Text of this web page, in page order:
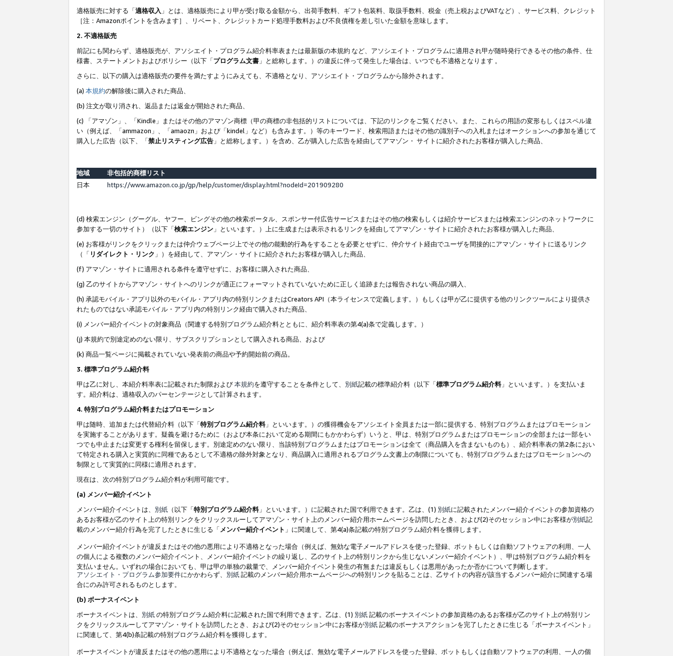
適格販売に対する「適格収入 」とは、適格販売により甲が受け取る金額から、出荷手数料、ギフト包装料、取扱手数料、税金（売上税およびVATなど）、サービス料、クレジット
［注：Amazonポイントを含みます］、リベート、クレジットカード処理手数料および不良債権を差し引いた金額を意味します。
2. 不適格販売
前記にも関わらず、適格販売が、アソシエイト・プログラム紹介料率表または最新版の本規約 など、アソシエイト・プログラムに適用され甲が随時発行できるその他の条件、仕
様書、ステートメントおよびポリシー（以下「プログラム文書 」と総称します。）の違反に伴って発生した場合は、いつでも不適格となります 。
さらに、以下の購入は適格販売の要件を満たすようにみえても、不適格となり、アソシエイト・プログラムから除外されます。
(a) 本規約の解除後に購入された商品、
(b) 注文が取り消され、返品または返金が開始された商品、
(c) 「アマゾン」、「Kindle」またはその他のアマゾン商標（甲の商標の非包括的リストについては、下記のリンクをご覧ください。また、これらの用語の変形もしくはスペル違
い（例えば、「ammazon」、「amaozn」および「kindel」など）も含みます。）等のキーワード、検索用語またはその他の識別子への入札またはオークションへの参加を通じて
購入した広告（以下、「禁止リスティング広告 」と総称します。）を含め、乙が購入した広告を経由してアマゾン・ サイトに紹介されたお客様が購入した商品、
地域
非包括的商標リスト
日本
https://www.amazon.co.jp/gp/help/customer/display.html?nodeId=201909280
(d) 検索エンジン（グーグル、ヤフー、ビングその他の検索ポータル、スポンサー付広告サービスまたはその他の検索もしくは紹介サービスまたは検索エンジンのネットワークに
参加する一切のサイト）（以下「検索エンジン 」といいます。）上に生成または表示されるリンクを経由してアマゾン・サイトに紹介されたお客様が購入した商品、
(e) お客様がリンクをクリックまたは仲介ウェブページ上でその他の能動的行為をすることを必要とせずに、仲介サイト経由でユーザを間接的にアマゾン・サイトに送るリンク
（「 リダイレクト・リンク 」）を経由して、アマゾン・サイトに紹介されたお客様が購入した商品、
(f) アマゾン・サイトに適用される条件を遵守せずに、お客様に購入された商品、
(g) 乙のサイトからアマゾン・サイトへのリンクが適正にフォーマットされていないために正しく追跡または報告されない商品の購入、
(h) 承認モバイル・アプリ以外のモバイル・アプリ内の特別リンクまたはCreators API（本ライセンスで定義します。）もしくは甲が乙に提供する他のリンクツールにより提供さ
れたものではない承認モバイル・アプリ内の特別リンク経由で購入された商品、
(i) メンバー紹介イベントの対象商品（関連する特別プログラム紹介料とともに、紹介料率表の第4(a)条で定義します。）
(j) 本規約で別途定めのない限り、サブスクリプションとして購入される商品、および
(k) 商品一覧ページに掲載されていない発表前の商品や予約開始前の商品。
3. 標準プログラム紹介料
甲は乙に対し、本紹介料率表に記載された制限および本規約を遵守することを条件として、 別紙記載の標準紹介料（以下「標準プログラム紹介料」といいます。）を支払いま
す。紹介料は、適格収入のパーセンテージとして計算されます。
4. 特別プログラム紹介料またはプロモーション
甲は随時、追加または代替紹介料（以下「特別プログラム紹介料」といいます。）の獲得機会をアソシエイト全員または一部に提供する、特別プログラムまたはプロモーション
を実施することがあります。疑義を避けるために（および本条において定める期間にもかかわらず）いうと、甲は、特別プログラムまたはプロモーションの全部または一部をい
つでも中止または変更する権利を留保します。別途定めのない限り、当該特別プログラムまたはプロモーションは全て（商品購入を含まないものも）、紹介料率表の第2条におい
て特定される購入と実質的に同種であるとして不適格の除外対象となり、商品購入に適用されるプログラム文書上の制限についても、特別プログラムまたはプロモーションへの
制限として実質的に同様に適用されます。
現在は、次の特別プログラム紹介料が利用可能です。
(a) メンバー紹介イベント
メンバー紹介イベントは、 別紙 （以下「特別プログラム紹介料」といいます。）に記載された国で利用できます。乙は、(1) 別紙に記載されたメンバー紹介イベントの参加資格の
あるお客様が乙のサイト上の特別リンクをクリックスルーしてアマゾン・サイト上のメンバー紹介用ホームページを訪問したとき、および(2)そのセッション中にお客様が別紙記
載のメンバー紹介行為を完了したときに生じる「 メンバー紹介イベント 」に関連して、第4(a)条記載の特別プログラム紹介料を獲得します。
メンバー紹介イベントが違反またはその他の悪用により不適格となった場合（例えば、無効な電子メールアドレスを使った登録、ボットもしくは自動ソフトウェアの利用、一人
の個人による複数のメンバー紹介イベント、メンバー紹介イベントの繰り返し、乙のサイト上の特別リンクから生じないメンバー紹介イベント）、甲は特別プログラム紹介料を
支払いません。いずれの場合においても、甲は甲の単独の裁量で、メンバー紹介イベント発生の有無または違反もしくは悪用があったか否かについて判断します。
アソシエイト・プログラム参加要件にかかわらず、 別紙記載のメンバー紹介用ホームページへの特別リンクを貼ることは、乙サイトの内容が該当するメンバー紹介に関連する場
合にのみ許可されるものとします。
(b) ボーナスイベント
ボーナスイベントは、 別紙の特別プログラム紹介料に記載された国で利用できます。乙は、(1) 別紙記載のボーナスイベントの参加資格のあるお客様が乙のサイト上の特別リン
クをクリックスルーしてアマゾン・サイトを訪問したとき、および(2)そのセッション中にお客様が別紙記載のボーナスアクションを完了したときに生じる「ボーナスイベント」
に関連して、第4(b)条記載の特別プログラム紹介料を獲得します。
ボーナスイベントが違反またはその他の悪用により不適格となった場合（例えば、無効な電子メールアドレスを使った登録、ボットもしくは自動ソフトウェアの利用、一人の個